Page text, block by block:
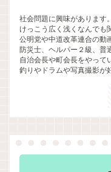
社会問題に興味があります。
けっこう広く浅くなんでも
公明党や中道改革連合の動
防災士、ヘルパー２級、普
自治会長や町会長をやって
釣りやドラムや写真撮影が